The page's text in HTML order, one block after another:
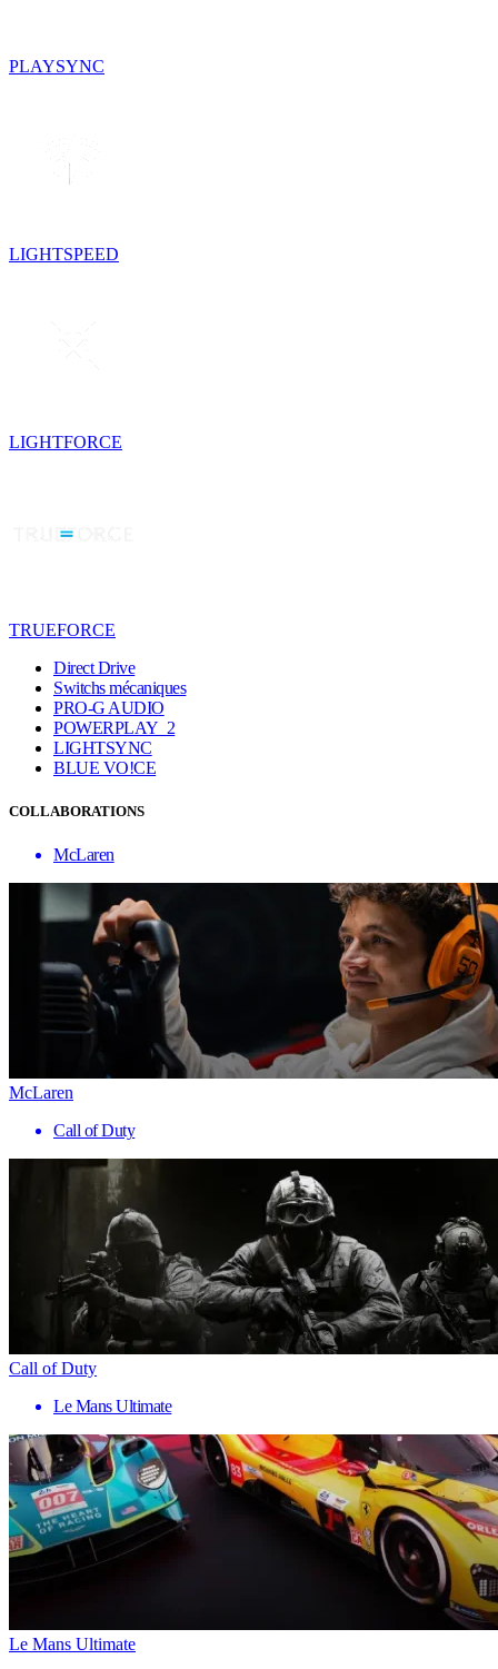
PLAYSYNC
LIGHTSPEED
LIGHTFORCE
TRUEFORCE
Direct Drive
Switchs mécaniques
PRO-G AUDIO
POWERPLAY 2
LIGHTSYNC
BLUE VO!CE
COLLABORATIONS
McLaren
McLaren
Call of Duty
Call of Duty
Le Mans Ultimate
Le Mans Ultimate